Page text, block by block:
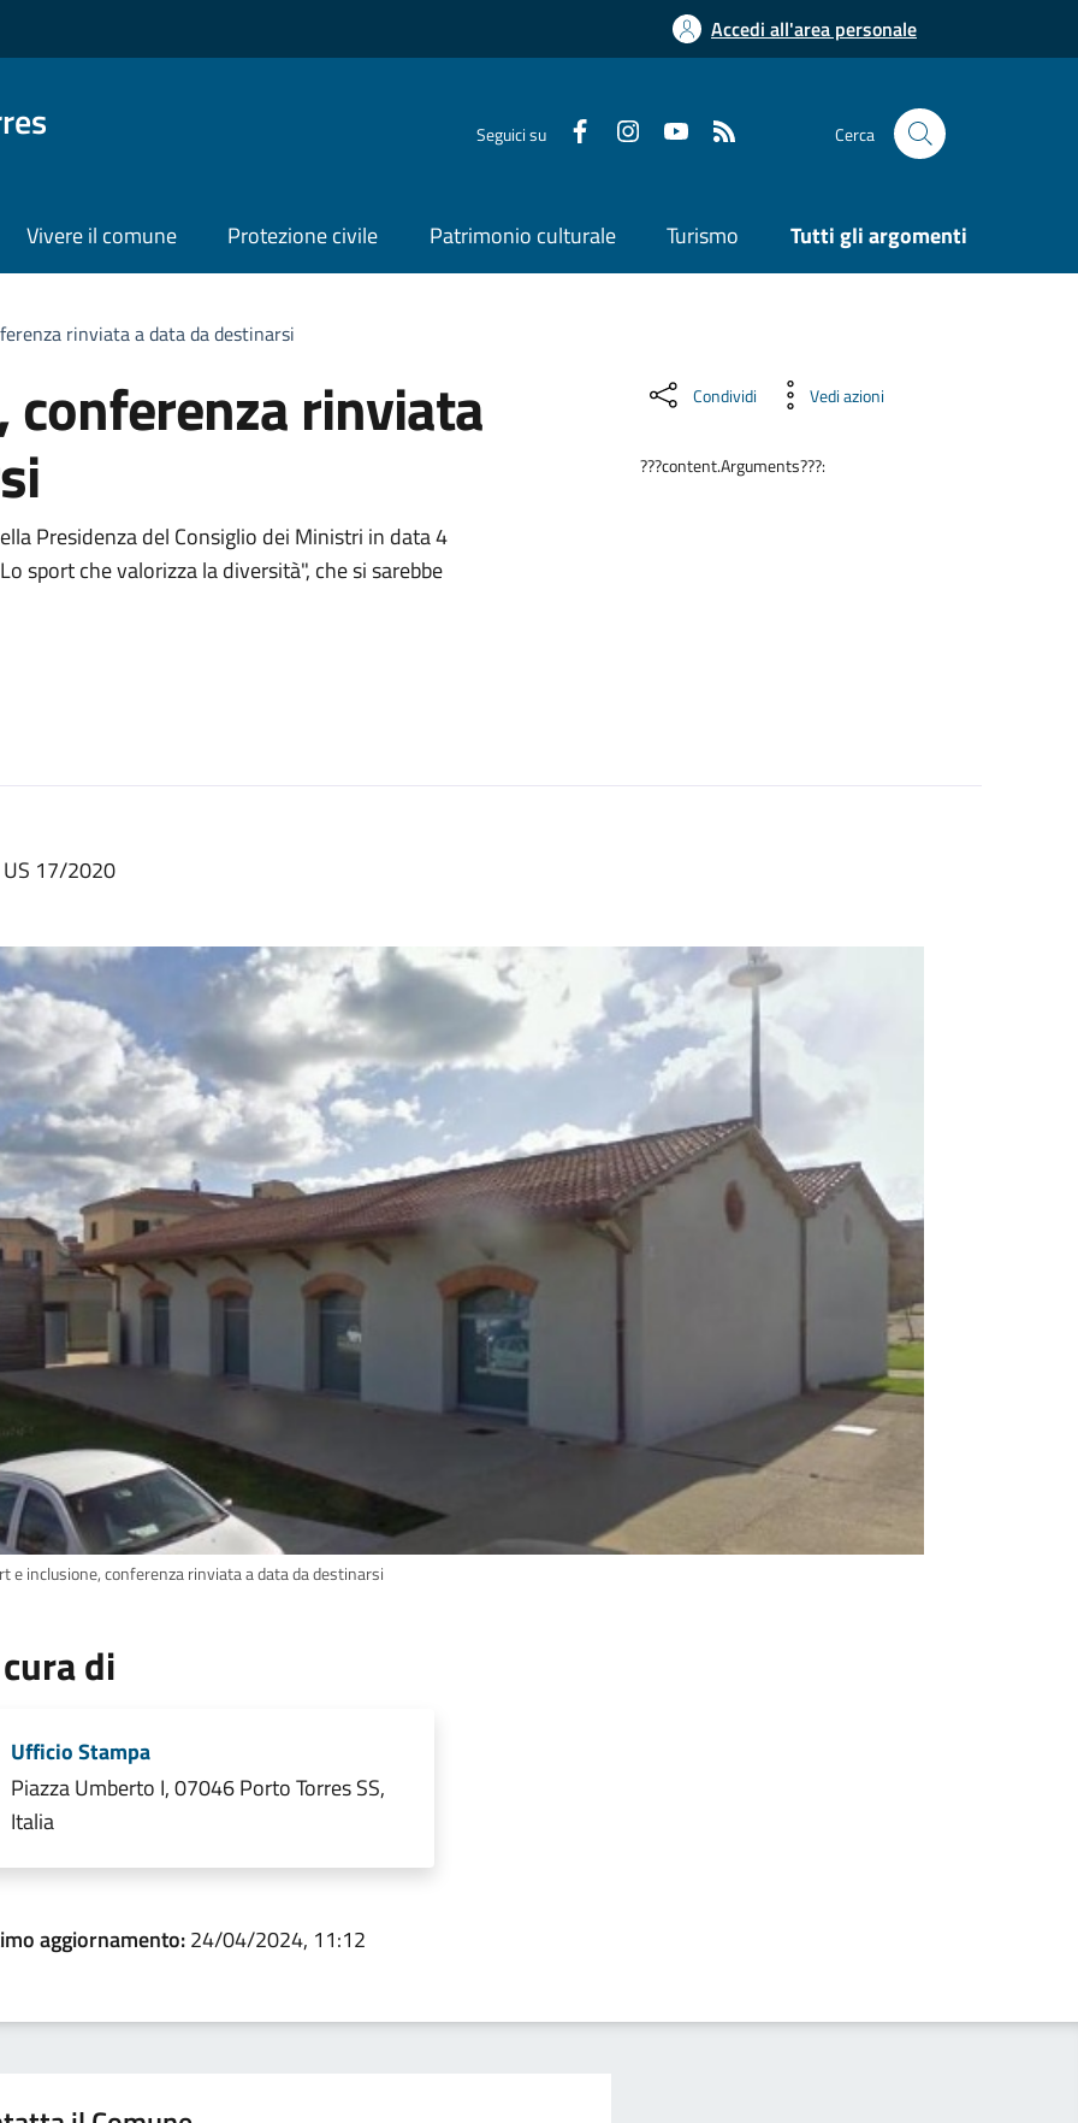
Accedi all'area personale
Seguici su Cerca
Vivere il comune Protezione civile Patrimonio culturale Turismo Tutti gli argomenti
rinviata a data da destinarsi
conferenza rinviata
Presidenza del Consiglio dei Ministri in data 4
sport che valorizza la diversità", che si sarebbe
Condividi Vedi azioni
???content.Arguments???:
US 17/2020
e inclusione, conferenza rinviata a data da destinarsi
di
Ufficio Stampa
Piazza Umberto I, 07046 Porto Torres SS,
Italia
aggiornamento:24/04/2024, 11:12